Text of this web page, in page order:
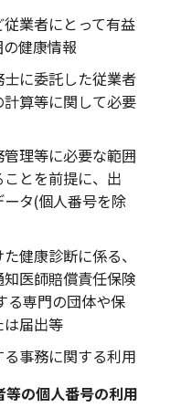
業者にとって有益
健康情報
に委託した従業者
算等に関して必要
理等に必要な範囲
とを前提に、出
タ(個人番号を除
健康診断に係る、
医師賠償責任保険
る専門の団体や保
届出等
事務に関する利用
等の個人番号の利用